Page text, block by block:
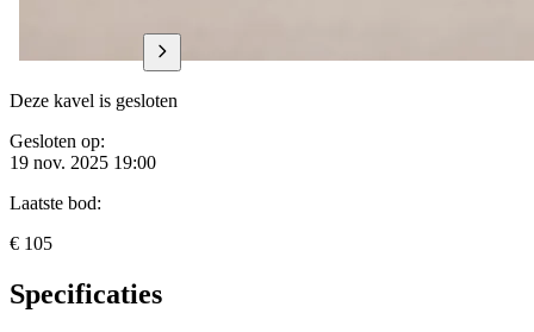
Deze kavel is gesloten
Gesloten op:
19 nov. 2025 19:00
Laatste bod:
€ 105
Specificaties